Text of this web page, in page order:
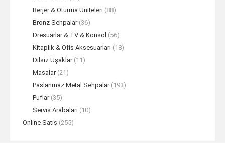
Berjer & Oturma Üniteleri (88)
Bronz Sehpalar (36)
Dresuarlar & TV & Konsol (56)
Kitaplık & Ofis Aksesuarları (18)
Dilsiz Uşaklar (11)
Masalar (21)
Paslanmaz Metal Sehpalar (193)
Puflar (35)
Servis Arabaları (10)
Online Satış (255)